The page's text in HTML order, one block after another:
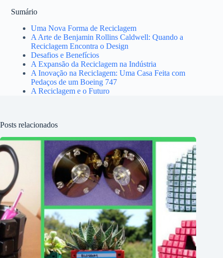
Sumário
Uma Nova Forma de Reciclagem
A Arte de Benjamin Rollins Caldwell: Quando a
Reciclagem Encontra o Design
Desafios e Benefícios
A Expansão da Reciclagem na Indústria
A Inovação na Reciclagem: Uma Casa Feita com
Pedaços de um Boeing 747
A Reciclagem e o Futuro
Posts relacionados